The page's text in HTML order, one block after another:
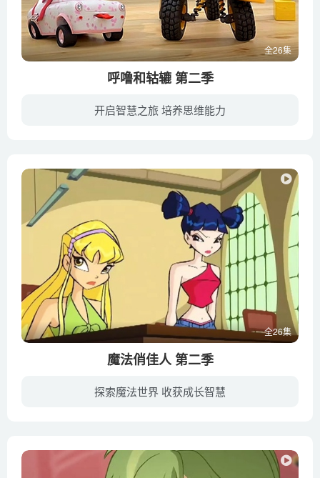
全26集
呼噜和轱辘 第二季
开启智慧之旅 培养思维能力
全26集
魔法俏佳人 第二季
探索魔法世界 收获成长智慧